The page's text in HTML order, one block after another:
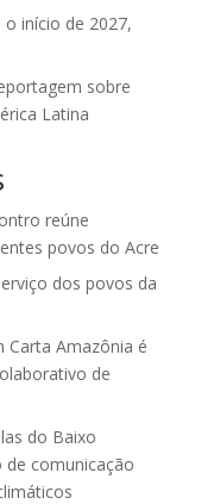
início de 2027,
sobre
Latina
reúne
povos do Acre
dos povos da
Carta Amazônia é
de
do Baixo
comunicação